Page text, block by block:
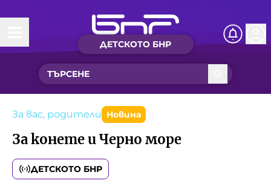
ДЕТСКОТО БНР
Начало
Какво ново?
Рубрики с вълшебства
Детско радио
Чуйте
За вас, родители Новина
За конете и Черно море
ДЕТСКОТО БНР